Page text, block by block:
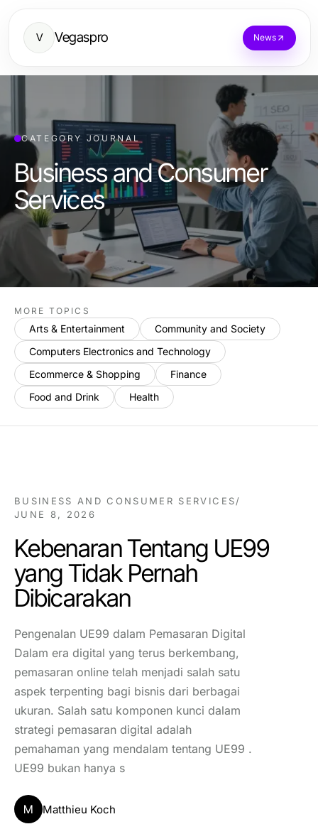
V Vegaspro News
CATEGORY JOURNAL
Business and Consumer
Services
MORE TOPICS
Arts & Entertainment
Community and Society
Computers Electronics and Technology
Ecommerce & Shopping
Finance
Food and Drink
Health
BUSINESS AND CONSUMER SERVICES/
JUNE 8, 2026
Kebenaran Tentang UE99
yang Tidak Pernah
Dibicarakan
Pengenalan UE99 dalam Pemasaran Digital
Dalam era digital yang terus berkembang,
pemasaran online telah menjadi salah satu
aspek terpenting bagi bisnis dari berbagai
ukuran. Salah satu komponen kunci dalam
strategi pemasaran digital adalah
pemahaman yang mendalam tentang UE99 .
UE99 bukan hanya s
M Matthieu Koch